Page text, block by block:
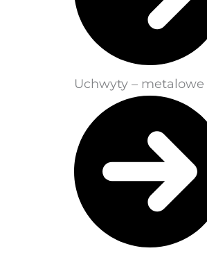
Uchwyty – metalowe